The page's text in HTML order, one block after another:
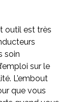
outil est très
soin
sur le
L’embout
que vous